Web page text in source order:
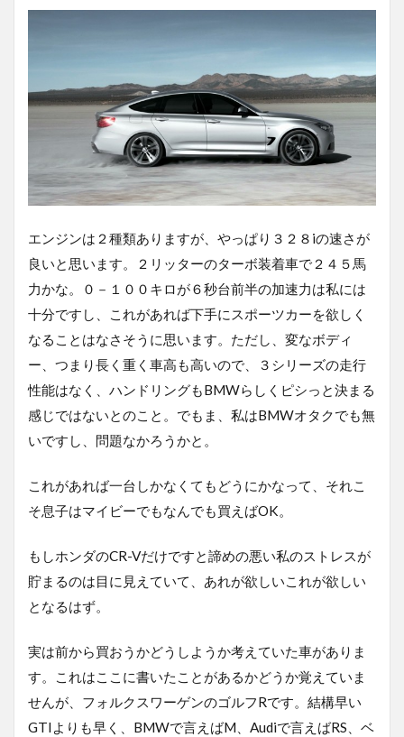
エンジンは２種類ありますが、やっぱり３２８iの速さが
良いと思います。２リッターのターボ装着車で２４５馬
力かな。０－１００キロが６秒台前半の加速力は私には
十分ですし、これがあれば下手にスポーツカーを欲しく
なることはなさそうに思います。ただし、変なボディ
ー、つまり長く重く車高も高いので、３シリーズの走行
性能はなく、ハンドリングもBMWらしくピシっと決まる
感じではないとのこと。でもま、私はBMWオタクでも無
いですし、問題なかろうかと。
これがあれば一台しかなくてもどうにかなって、それこ
そ息子はマイビーでもなんでも買えばOK。
もしホンダのCR-Vだけですと諦めの悪い私のストレスが
貯まるのは目に見えていて、あれが欲しいこれが欲しい
となるはず。
実は前から買おうかどうしようか考えていた車がありま
す。これはここに書いたことがあるかどうか覚えていま
せんが、フォルクスワーゲンのゴルフRです。結構早い
GTIよりも早く、BMWで言えばM、Audiで言えばRS、ベ